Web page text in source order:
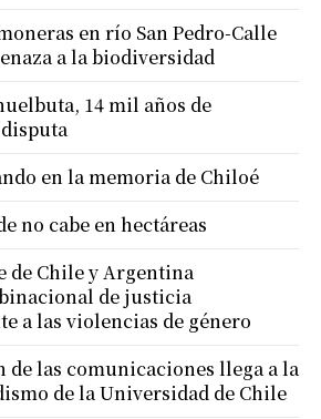
en río San Pedro-Calle
a la biodiversidad
14 mil años de
en la memoria de Chiloé
no cabe en hectáreas
de Chile y Argentina
de justicia
a las violencias de género
de las comunicaciones llega a la
de la Universidad de Chile